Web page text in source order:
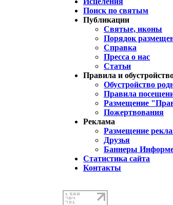
Поиск по святым
Публикации
Святые, иконы
Порядок
Справка
Пресса о нас
Статьи
Правила и
Обустройство
Правила
Размещение
Пожертвования
Реклама
Размещение
Друзья
Баннеры
Статистика сайта
Контакты